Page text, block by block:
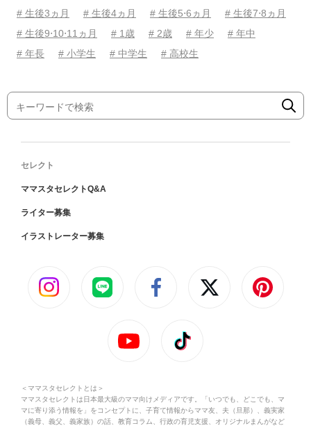
# 生後3ヵ月
# 生後4ヵ月 # 生後5⋅6ヵ月
# 生後7⋅8ヵ月
# 生後9⋅10⋅11ヵ月
# 1歳 # 2歳 # 年少
# 年中
# 年長
# 小学生 # 中学生 # 高校生
セレクト
ママスタセレクトQ&A
ライター募集
イラストレーター募集
＜ママスタセレクトとは＞
ママスタセレクトは日本最大級のママ向けメディアです。「いつでも、どこでも、マ
マに寄り添う情報を」をコンセプトに、子育て情報からママ友、夫（旦那）、義実家
（義母、義父、義家族）の話、教育コラム、行政の育児支援、オリジナルまんがなど